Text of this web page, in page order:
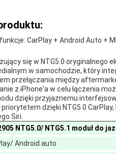
funkcje: CarPlay + Android Auto +
się w NTG5.0 oryginalnego
w samochodzie, który
przełączania między
z iPhone'a w celu łączenia
dzięki przyjaznemu
dzięki NTG5.0
Siri.
NTG5.0/ NTG5.1 moduł do
Android auto